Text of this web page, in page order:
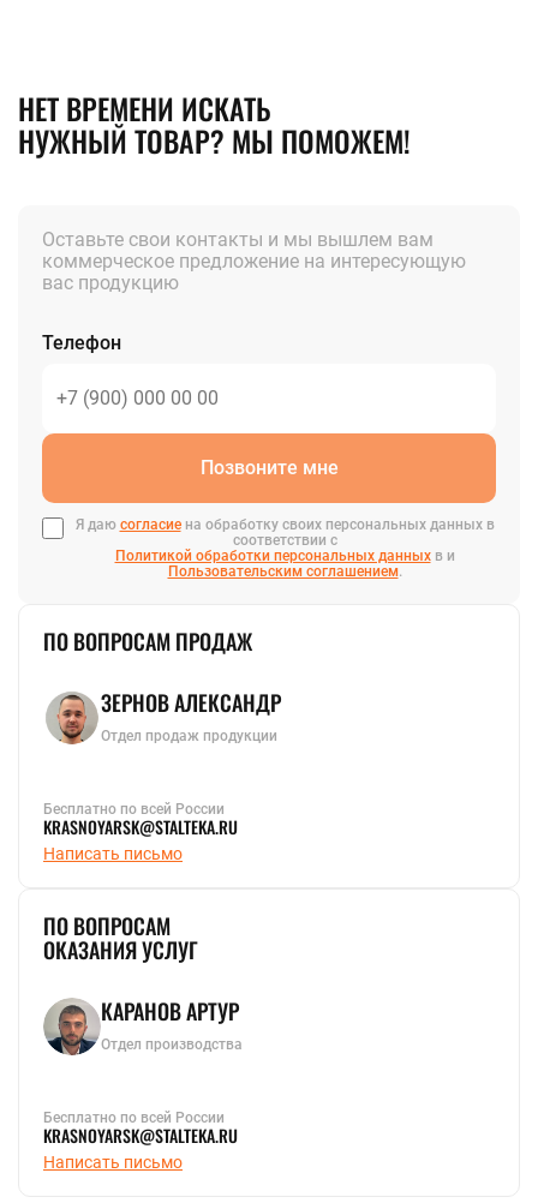
НЕТ ВРЕМЕНИ ИСКАТЬ
НУЖНЫЙ ТОВАР? МЫ ПОМОЖЕМ!
Оставьте свои контакты и мы вышлем вам
коммерческое предложение на интересующую
вас продукцию
Телефон
Позвоните мне
Я даю согласиена обработку своих персональных данных в
соответствии с
Политикой обработки персональных данныхв и
Пользовательским соглашением.
ПО ВОПРОСАМ ПРОДАЖ
ЗЕРНОВ АЛЕКСАНДР
Отдел продаж продукции
Бесплатно по всей России
KRASNOYARSK@STALTEKA.RU
Написать письмо
ПО ВОПРОСАМ
ОКАЗАНИЯ УСЛУГ
КАРАНОВ АРТУР
Отдел производства
Бесплатно по всей России
KRASNOYARSK@STALTEKA.RU
Написать письмо